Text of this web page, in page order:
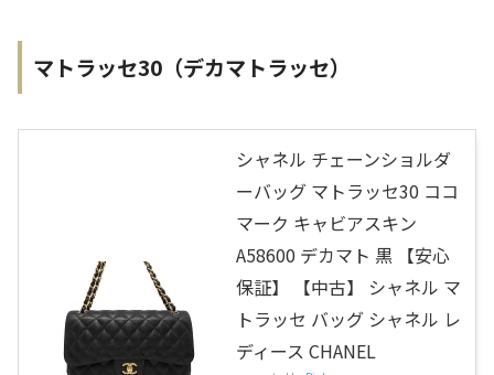
マトラッセ30（デカマトラッセ）
シャネル チェーンショルダ
ーバッグ マトラッセ30 ココ
マーク キャビアスキン
A58600 デカマト 黒 【安心
保証】 【中古】 シャネル マ
トラッセ バッグ シャネル レ
ディース CHANEL